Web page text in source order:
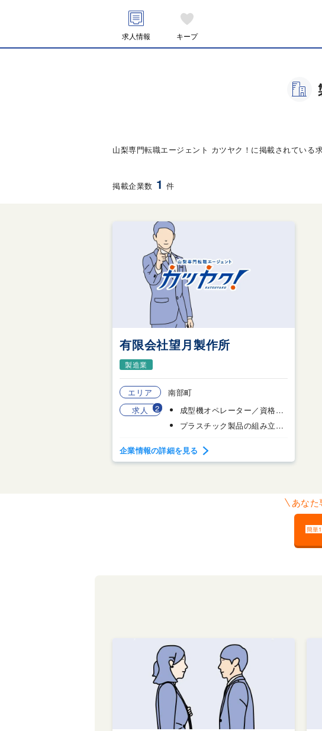
求人情報 キープ
山梨専門転職エージェント カツヤク！に掲載されている
掲載企業数 1 件
有限会社望月製作所
製造業
エリア
南部町
求人
2
成型機オペレーター／資格取得制度あり／未経験可
プラスチック製品の組み立て及び検査、ピッキング作業
企業情報の詳細を見る
あな
簡単